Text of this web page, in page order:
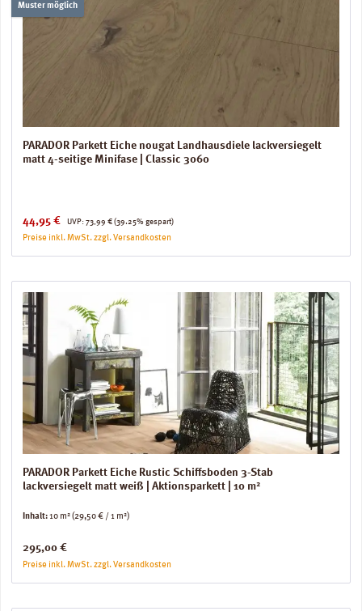
Muster möglich
PARADOR Parkett Eiche nougat Landhausdiele lackversiegelt
matt 4-seitige Minifase | Classic 3060
Verkaufspreis:
44,95 € UVP:
Regulärer Preis:
73,99 € (39.25% gespart)
Preise inkl. MwSt. zzgl. Versandkosten
PARADOR Parkett Eiche Rustic Schiffsboden 3-Stab
lackversiegelt matt weiß | Aktionsparkett | 10 m²
Inhalt:10 m²(29,50 € / 1 m²)
Regulärer Preis:
295,00 €
Preise inkl. MwSt. zzgl. Versandkosten